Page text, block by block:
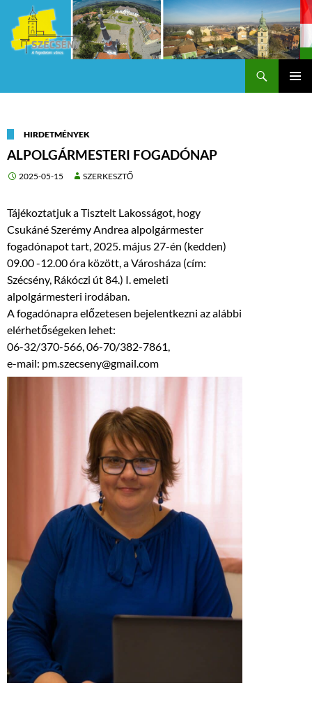
HIRDETMÉNYEK
ALPOLGÁRMESTERI FOGADÓNAP
2025-05-15 SZERKESZTŐ
Tájékoztatjuk a Tisztelt Lakosságot, hogy
Csukáné Szerémy Andrea alpolgármester
fogadónapot tart, 2025. május 27-én (kedden)
09.00 -12.00 óra között, a Városháza (cím:
Szécsény, Rákóczi út 84.) I. emeleti
alpolgármesteri irodában.
A fogadónapra előzetesen bejelentkezni az alábbi
elérhetőségeken lehet:
06-32/370-566, 06-70/382-7861,
e-mail: pm.szecseny@gmail.com